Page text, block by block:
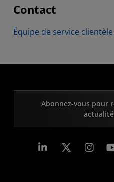
Contact
Équipe de service
Abonnez-vous pour
LinkedIn